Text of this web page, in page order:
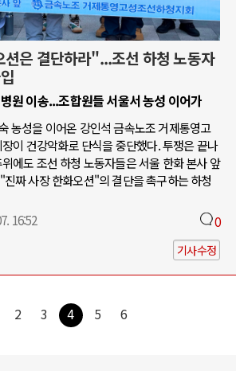
은 결단하라"...조선 하청 노동자
원 이송...조합원들 서울서 농성 이어가
농성을 이어온 강인석 금속노조 거제통영고
이 건강악화로 단식을 중단했다. 투쟁은 끝나
에도 조선 하청 노동자들은 서울 한화 본사 앞
짜 사장 한화오션"의 결단을 촉구하는 하청
16:52 0
기사수정
2 3 4 5 6